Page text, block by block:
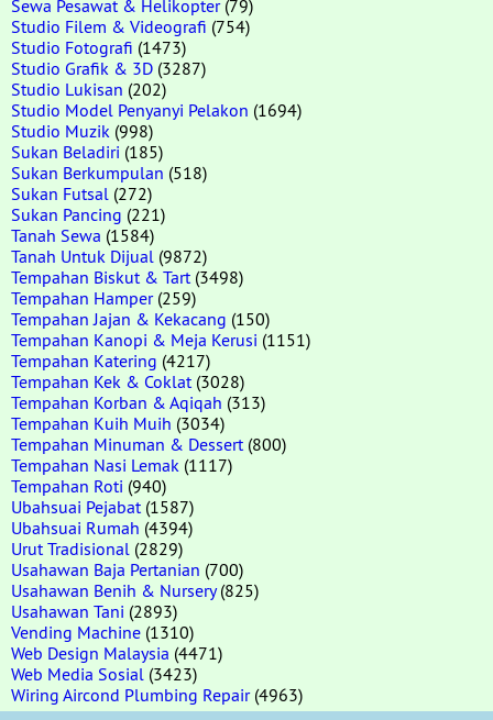
Sewa Pesawat & Helikopter(79)
Studio Filem & Videografi (754)
Studio Fotografi (1473)
Studio Grafik & 3D (3287)
Studio Lukisan (202)
Studio Model Penyanyi Pelakon (1694)
Studio Muzik (998)
Sukan Beladiri (185)
Sukan Berkumpulan (518)
Sukan Futsal (272)
Sukan Pancing (221)
Tanah Sewa (1584)
Tanah Untuk Dijual (9872)
Tempahan Biskut & Tart (3498)
Tempahan Hamper(259)
Tempahan Jajan & Kekacang (150)
Tempahan Kanopi & Meja Kerusi (1151)
Tempahan Katering (4217)
Tempahan Kek & Coklat (3028)
Tempahan Korban & Aqiqah (313)
Tempahan Kuih Muih (3034)
Tempahan Minuman & Dessert (800)
Tempahan Nasi Lemak (1117)
Tempahan Roti (940)
Ubahsuai Pejabat (1587)
Ubahsuai Rumah (4394)
Urut Tradisional (2829)
Usahawan Baja Pertanian (700)
Usahawan Benih & Nursery(825)
Usahawan Tani (2893)
Vending Machine (1310)
Web Design Malaysia (4471)
Web Media Sosial (3423)
Wiring Aircond Plumbing Repair(4963)